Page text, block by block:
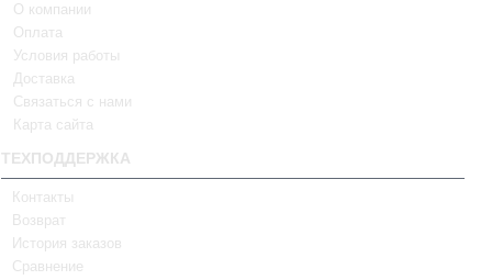
О компании
Оплата
Условия работы
Доставка
Связаться с нами
Карта сайта
ТЕХПОДДЕРЖКА
Контакты
Возврат
История заказов
Сравнение